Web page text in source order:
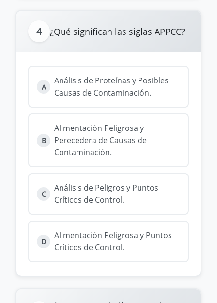
4 ¿Qué significan las siglas APPCC?
A
Análisis de Proteínas y Posibles
Causas de Contaminación.
B
Alimentación Peligrosa y
Perecedera de Causas de
Contaminación.
C
Análisis de Peligros y Puntos
Críticos de Control.
D
Alimentación Peligrosa y Puntos
Críticos de Control.